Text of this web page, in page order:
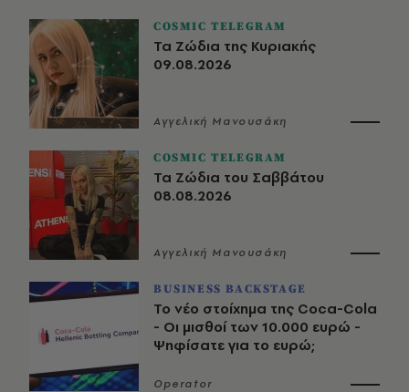
COSMIC TELEGRAM
Τα Ζώδια της Κυριακής
09.08.2026
Αγγελική Μανουσάκη
COSMIC TELEGRAM
Τα Ζώδια του Σαββάτου
08.08.2026
Αγγελική Μανουσάκη
BUSINESS BACKSTAGE
Το νέο στοίχημα της Coca-Cola
- Οι μισθοί των 10.000 ευρώ -
Ψηφίσατε για το ευρώ;
Operator